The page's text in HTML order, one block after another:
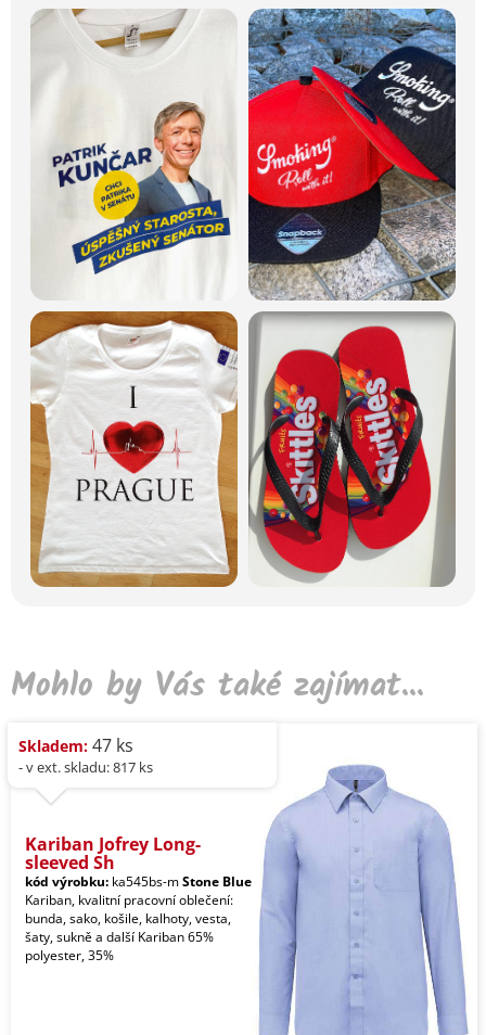
Mohlo by Vás také zajímat...
Skladem: 47 ks
- v ext. skladu: 817 ks
Kariban Jofrey Long-
sleeved Sh
kód výrobku: ka545bs-mStone Blue
Kariban, kvalitní pracovní oblečení:
bunda, sako, košile, kalhoty, vesta,
šaty, sukně a další Kariban 65%
polyester, 35%